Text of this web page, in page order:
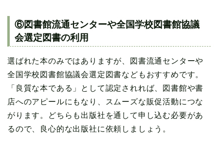
⑥図書館流通センターや全国学校図書館協議
会選定図書の利用
選ばれた本のみではありますが、図書流通センターや
全国学校図書館協議会選定図書などもおすすめです。
「良質な本である」として認定されれば、図書館や書
店へのアピールにもなり、スムーズな販促活動につな
がります。どちらも出版社を通して申し込む必要があ
るので、良心的な出版社に依頼しましょう。